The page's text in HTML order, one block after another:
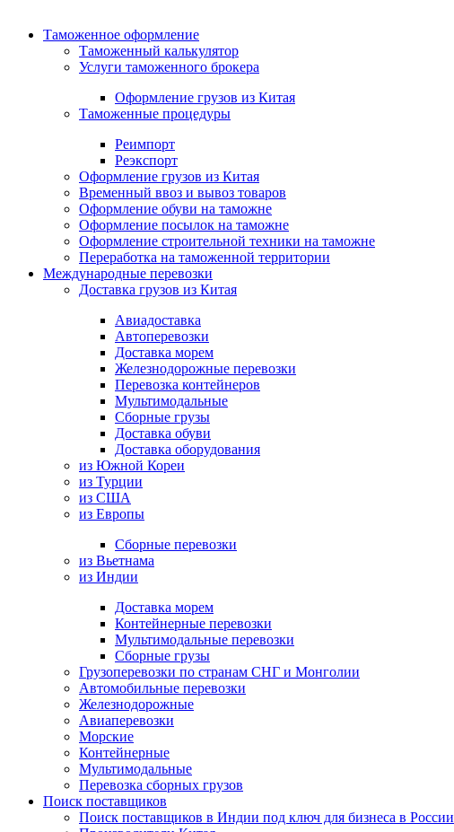
Таможенное оформление
Таможенный калькулятор
Услуги таможенного брокера
Оформление грузов из Китая
Таможенные процедуры
Реимпорт
Реэкспорт
Оформление грузов из Китая
Временный ввоз и вывоз товаров
Оформление обуви на таможне
Оформление посылок на таможне
Оформление строительной техники на таможне
Переработка на таможенной территории
Международные перевозки
Доставка грузов из Китая
Авиадоставка
Автоперевозки
Доставка морем
Железнодорожные перевозки
Перевозка контейнеров
Мультимодальные
Сборные грузы
Доставка обуви
Доставка оборудования
из Южной Кореи
из Турции
из США
из Европы
Сборные перевозки
из Вьетнама
из Индии
Доставка морем
Контейнерные перевозки
Мультимодальные перевозки
Сборные грузы
Грузоперевозки по странам СНГ и Монголии
Автомобильные перевозки
Железнодорожные
Авиаперевозки
Морские
Контейнерные
Мультимодальные
Перевозка сборных грузов
Поиск поставщиков
Поиск поставщиков в Индии под ключ для бизнеса в России